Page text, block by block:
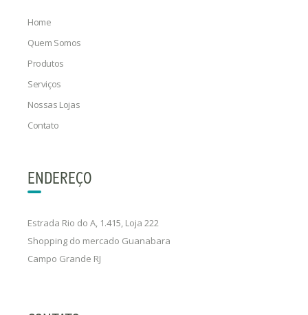
Home
Quem Somos
Produtos
Serviços
Nossas Lojas
Contato
ENDEREÇO
Estrada Rio do A, 1.415, Loja 222
Shopping do mercado Guanabara
Campo Grande RJ